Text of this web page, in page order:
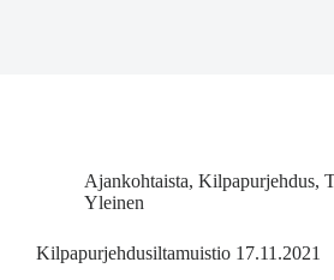
Ajankohtaista, Kilpapurjehdus,
Yleinen
Kilpapurjehdusiltamuistio 17.11.2021